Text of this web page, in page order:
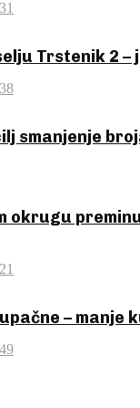
Trstenik 2
smanjenje
okrugu
– manje